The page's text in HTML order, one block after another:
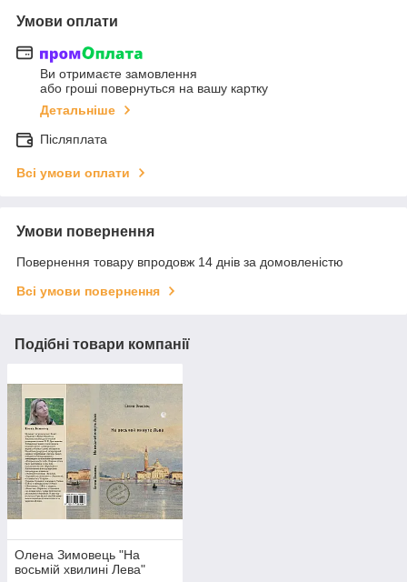
Умови оплати
Ви отримаєте замовлення
або гроші повернуться на вашу картку
Детальніше
Післяплата
Всі умови оплати
Умови повернення
Повернення товару впродовж 14 днів за домовленістю
Всі умови повернення
Подібні товари компанії
Олена Зимовець "На
восьмій хвилині Лева"